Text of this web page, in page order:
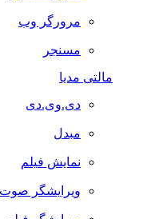
مرورگر وب
مسنجر
مالتی مدیا
دی.وی.دی
مبدل
نمایش فیلم
ویرایشگر صوت